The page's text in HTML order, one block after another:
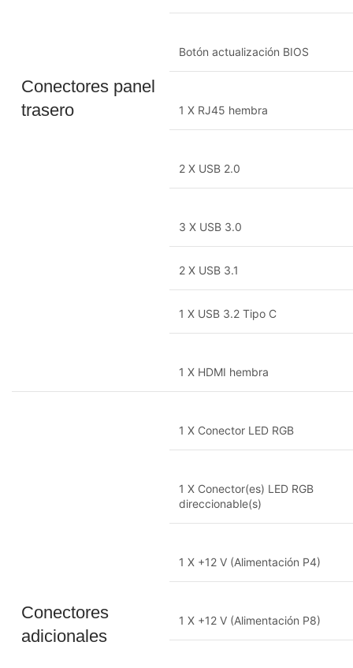
Conectores panel
trasero
Botón actualización BIOS
1 X RJ45 hembra
2 X USB 2.0
3 X USB 3.0
2 X USB 3.1
1 X USB 3.2 Tipo C
1 X HDMI hembra
Conectores
adicionales
1 X Conector LED RGB
1 X Conector(es) LED RGB
direccionable(s)
1 X +12 V (Alimentación P4)
1 X +12 V (Alimentación P8)